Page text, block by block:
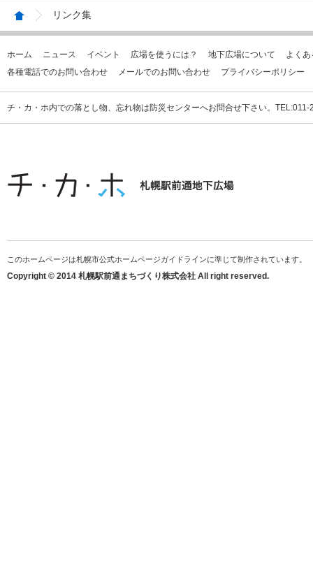
リンク集
ホーム ニュース イベント 広場を使うには？ 地下広場について
よく
各種電話でのお問い合わせ
メールでのお問い合わせ プライバシーポリシー
チ・カ・ホ内での落とし物、忘れ物は防災センターへお問合せ下さい。
このホームページは札幌市公式ホームページガイドラインに準じて制作されています。
Copyright © 2014 札幌駅前通まちづくり株式会社 All right reserved.